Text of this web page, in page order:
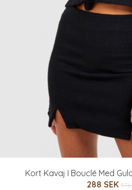
Kort Kavaj I Bouclé Med
288 SEK 576